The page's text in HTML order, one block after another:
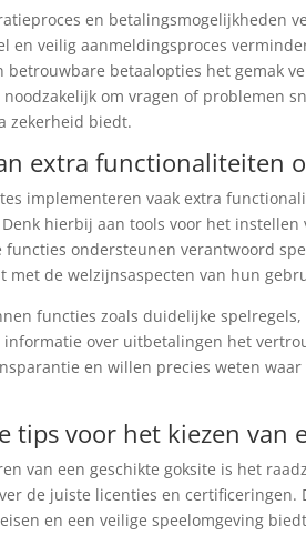
en betalingsmogelijkheden
en veilig aanmeldingsproces
betrouwbare betaalopties het gemak
om vragen of problemen
zekerheid biedt.
extra functionaliteiten
implementeren vaak extra
hierbij aan tools voor het
functies ondersteunen verantwoord
met de welzijnsaspecten van hun
functies zoals duidelijke
over uitbetalingen het
en willen precies weten
tips voor het kiezen van
van een geschikte goksite is het
de juiste licenties en
en een veilige speelomgeving